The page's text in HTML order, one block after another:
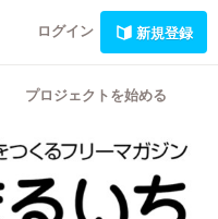
ログイン 新規登録
プロジェクトを始める